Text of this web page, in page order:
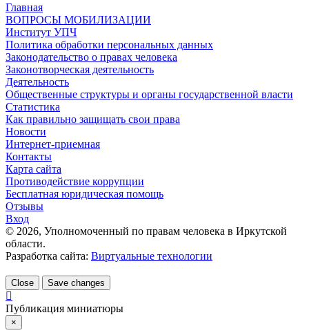
Главная
ВОПРОСЫ МОБИЛИЗАЦИИ
Институт УПЧ
Политика обработки персональных данных
Законодательство о правах человека
Законотворческая деятельность
Деятельность
Общественные структуры и органы государственной власти
Статистика
Как правильно защищать свои права
Новости
Интернет-приемная
Контакты
Карта сайта
Противодействие коррупции
Бесплатная юридическая помощь
Отзывы
Вход
© 2026, Уполномоченный по правам человека в Иркутской
области.
Разработка сайта: Виртуальные технологии
Close Save changes
Публикация миниатюры
×